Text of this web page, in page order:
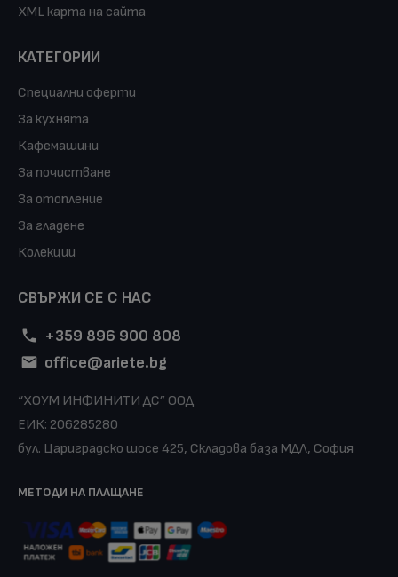
XML карта на сайта
КАТЕГОРИИ
Специални оферти
За кухнята
Кафемашини
За почистване
За отопление
За гладене
Колекции
СВЪРЖИ СЕ С НАС
+359 896 900 808
office@ariete.bg
“ХОУМ ИНФИНИТИ ДС” ООД
ЕИК: 206285280
бул. Цариградско шосе 425, Складова база МДЛ, София
МЕТОДИ НА ПЛАЩАНЕ